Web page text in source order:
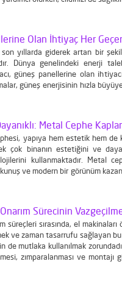
Olan İhtiyaç Her
yıllarda giderek artan bir
Dünya genelindeki enerji
güneş panellerine olan
güneş enerjisinin hızla
Metal Cephe
yapıya hem estetik hem de
çok binanın estetiğini ve
kullanmaktadır. Metal
ve modern bir görünüm
Sürecinin
süreçleri sırasında, el
ve zaman tasarrufu sağlayan
de mutlaka kullanılmak
zımparalanması ve